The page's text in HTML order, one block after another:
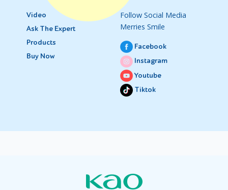
Video
Ask The Expert
Products
Buy Now
Follow Social Media
Merries Smile
Facebook
Instagram
Youtube
Tiktok